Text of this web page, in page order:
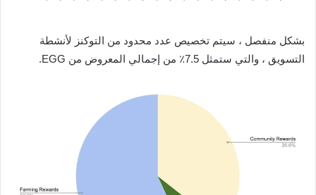
بشكل منفصل ، سيتم تخصيص عدد محدود من التوكنز لأنشطة
التسويق ، والتي ستمثل 7.5٪ من إجمالي المعروض من EGG.